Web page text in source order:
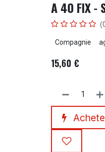
A 40 FIX -
Compagnie
15,60 €